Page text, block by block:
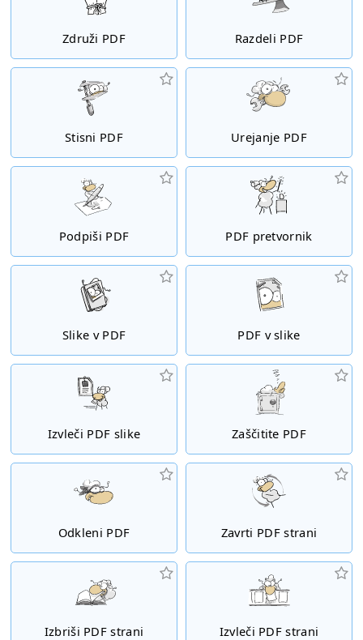
Združi PDF Razdeli PDF
Stisni PDF Urejanje PDF
Podpiši PDF PDF pretvornik
Slike v PDF PDF v slike
Izvleči PDF slike Zaščitite PDF
Odkleni PDF Zavrti PDF strani
Izbriši PDF strani Izvleči PDF strani